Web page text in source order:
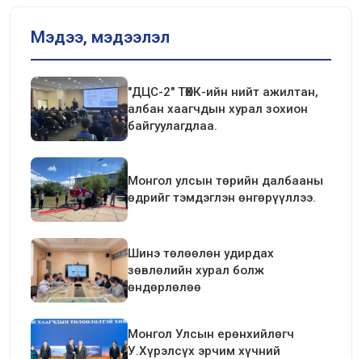
Мэдээ, мэдээлэл
"ДЦС-2" ТӨХК-ийн нийт ажилтан,
албан хаагчдын хурал зохион
байгуулагдлаа.
Монгол улсын төрийн далбааны
өдрийг тэмдэглэн өнгөрүүллээ.
Шинэ төлөөлөн удирдах
зөвлөлийн хурал болж
өндөрлөлөө
Монгол Улсын ерөнхийлөгч
У.Хүрэлсүх эрчим хүчний